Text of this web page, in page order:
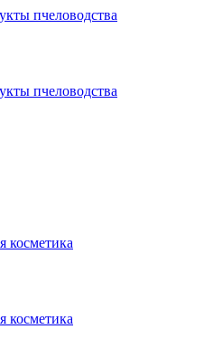
пчеловодства
пчеловодства
косметика
косметика